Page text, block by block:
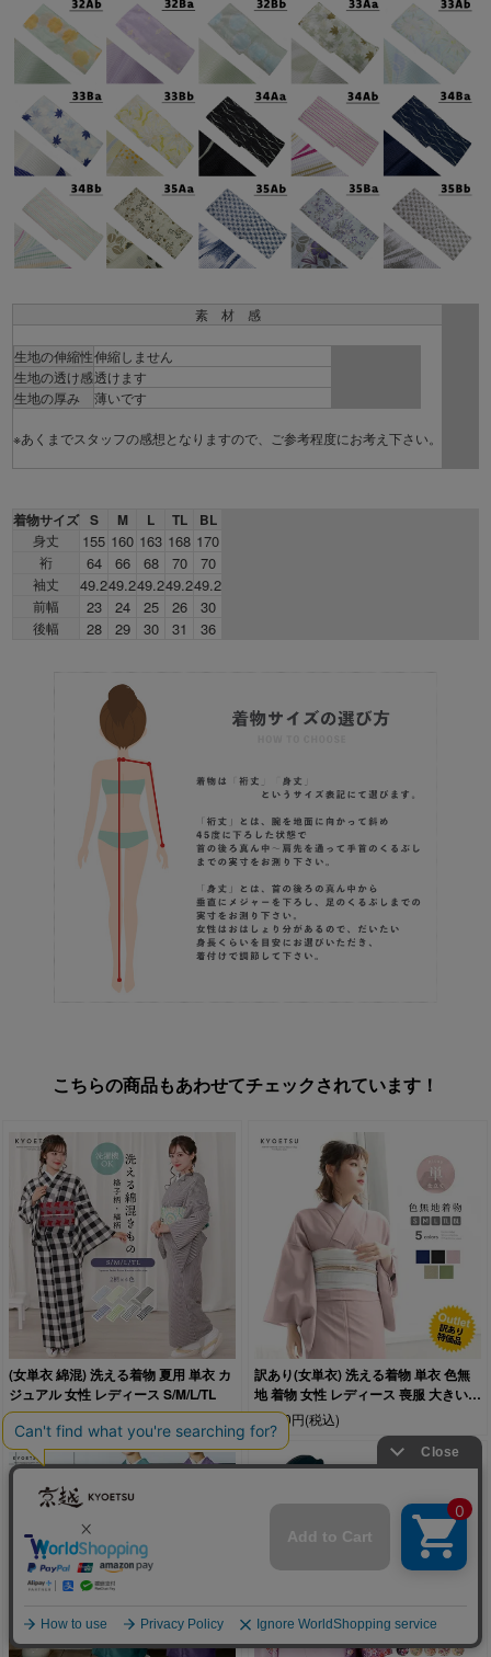
素 材 感
生地の伸縮性伸縮しません
生地の透け感透けます
生地の厚み
薄いです
※あくまでスタッフの感想となりますので、ご参考程度にお考え下さい。
着物サイズ S M L TL BL
身丈 155 160 163 168 170
裄 64 66 68 70 70
袖丈 49.249.249.249.249.2
前幅 23 24 25 26 30
後幅 28 29 30 31 36
こちらの商品もあわせてチェックされています！
(女単衣 綿混) 洗える着物 夏用 単衣 カ
ジュアル 女性 レディース S/M/L/TL
6,990円(税込)
訳あり(女単衣) 洗える着物 単衣 色無
地 着物 女性 レディース 喪服 大きいサ
イズ S/M/L/TL/BL
3,990円(税込)